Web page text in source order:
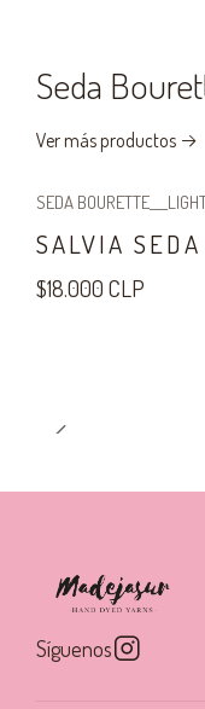
Seda
Ver más productos
SEDA
SALVIA
$18.000 CLP
Síguenos